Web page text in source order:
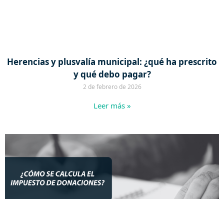
Herencias y plusvalía municipal: ¿qué ha prescrito
y qué debo pagar?
2 de febrero de 2026
Leer más »